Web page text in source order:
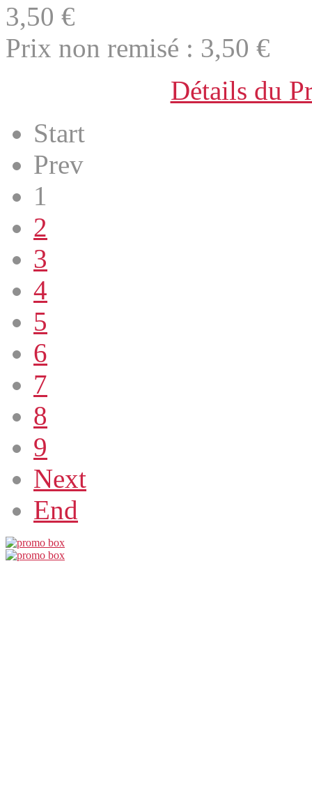
3,50 €
Prix non remisé : 3,50 €
Détails du
Start
Prev
1
2
3
4
5
6
7
8
9
Next
End